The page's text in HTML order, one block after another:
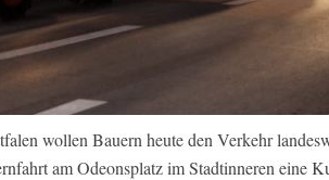
wollen Bauern heute den Verkehr
am Odeonsplatz im Stadtinneren eine